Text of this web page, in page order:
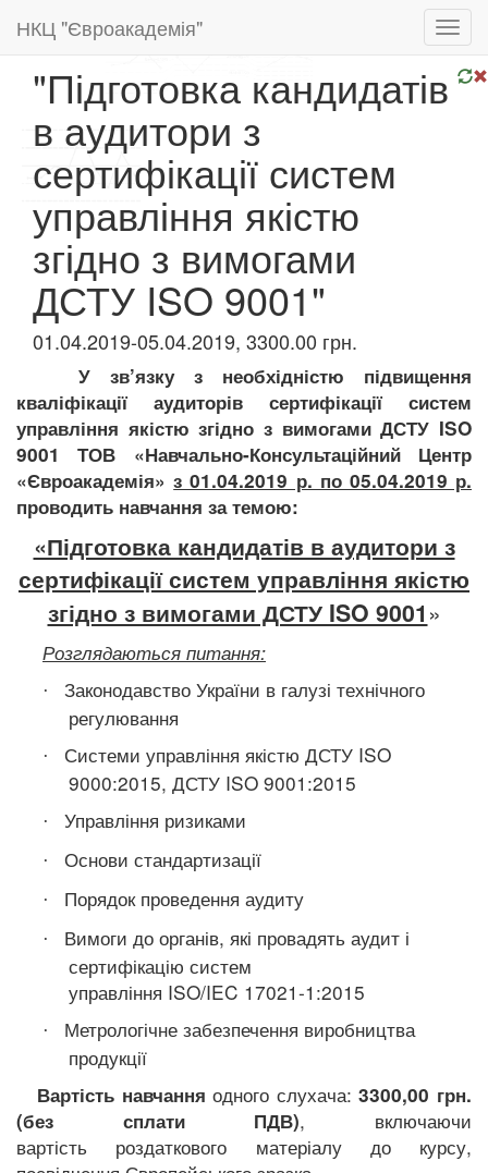
НКЦ "Євроакадемія"
"Підготовка кандидатів
в аудитори з
сертифікації систем
управління якістю
згідно з вимогами
ДСТУ ISO 9001"
01.04.2019-05.04.2019, 3300.00 грн.
У зв’язку з необхідністю підвищення
кваліфікації аудиторів сертифікації систем
управління якістю згідно з вимогами ДСТУ ISO
9001 ТОВ «Навчально-Консультаційний Центр
«Євроакадемія»з 01.04.2019 р. по 05.04.2019 р.
проводить навчання за темою:
«Підготовка кандидатів в аудитори з
сертифікації систем управління якістю
згідно з вимогами ДСТУ ISO 9001 »
Розглядаються питання:
·
Законодавство України в галузі технічного
регулювання
·
Системи управління якістю ДСТУ ISO
9000:2015, ДСТУ ISO 9001:2015
· Управління ризиками
· Основи стандартизації
· Порядок проведення аудиту
·
Вимоги до органів, які провадять аудит і
сертифікацію систем
управління ISO/IEC 17021-1:2015
·
Метрологічне забезпечення виробництва
продукції
Вартість навчанняодного слухача:3300,00 грн.
(без сплати ПДВ), включаючи
вартість роздаткового матеріалу до курсу,